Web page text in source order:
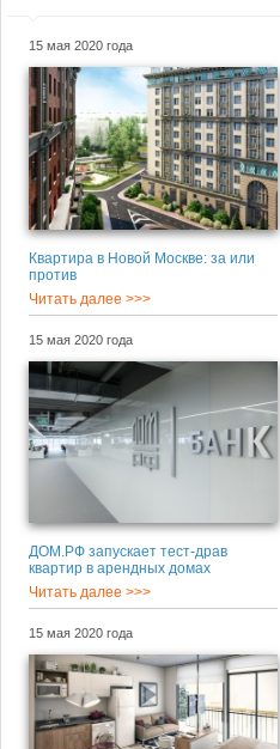
15 мая 2020 года
Квартира в Новой Москве: за или
против
Читать далее >>>
15 мая 2020 года
ДОМ.РФ запускает тест-драв
квартир в арендных домах
Читать далее >>>
15 мая 2020 года